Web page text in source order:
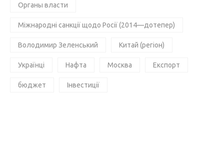
Органы власти
Міжнародні санкції щодо Росії (2014—дотепер)
Володимир Зеленський Китай (регіон)
Українці Нафта Москва Експорт
бюджет Інвестиції